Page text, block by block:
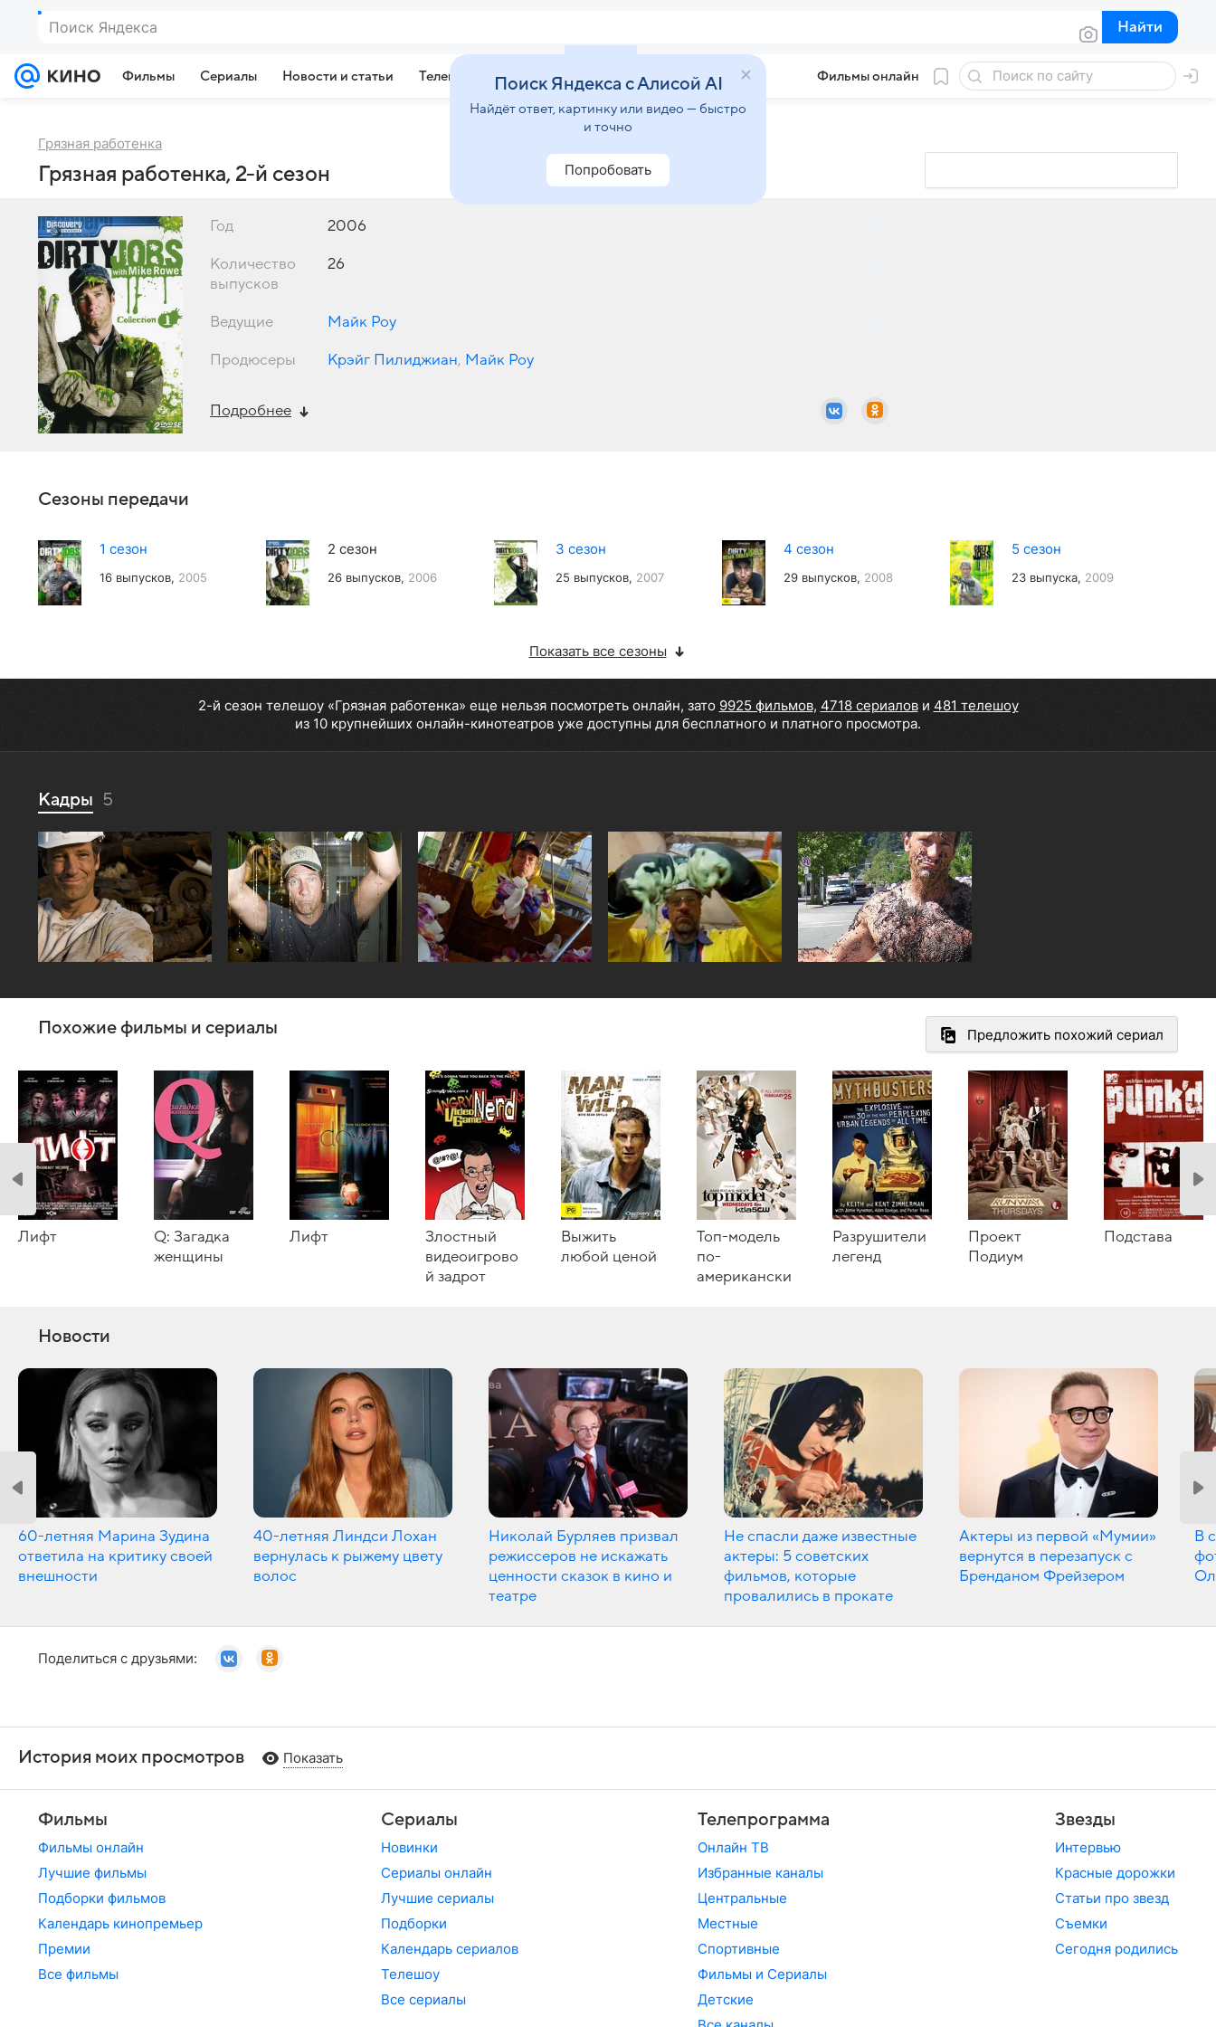
Поиск Яндекса Найти
Найти
Фильмы Сериалы Новости и статьи Телепрограмма Звезды Фильмы онлайн
Грязная работенка
Грязная работенка, 2-й сезон
Год 2006
Количество
выпусков
26
Ведущие Майк Роу
Продюсеры Крэйг Пилиджиан, Майк Роу
Подробнее
Сезоны передачи
1 сезон
16 выпусков, 2005
2 сезон
26 выпусков, 2006
3 сезон
25 выпусков, 2007
4 сезон
29 выпусков, 2008
5 сезон
23 выпуска, 2009
Показать все сезоны
2-й сезон телешоу «Грязная работенка» еще нельзя посмотреть онлайн, зато 9925 фильмов, 4718 сериалови 481 телешоу
из 10 крупнейших онлайн-кинотеатров уже доступны для бесплатного и платного просмотра.
Кадры 5
Предложить похожий сериал
Похожие фильмы и сериалы
Лифт
Q: Загадка
женщины
Лифт
Злостный
видеоигрово
й задрот
Выжить
любой ценой
Топ-модель
по-
американски
Разрушители
легенд
Проект
Подиум
Подстава
Новости
60-летняя Марина Зудина
ответила на критику своей
внешности
40-летняя Линдси Лохан
вернулась к рыжему цвету
волос
Николай Бурляев призвал
режиссеров не искажать
ценности сказок в кино и
театре
Не спасли даже известные
актеры: 5 советских
фильмов, которые
провалились в прокате
Актеры из первой «Мумии»
вернутся в перезапуск с
Бренданом Фрейзером
В
Поделиться с друзьями:
История моих просмотров Показать
Фильмы
Фильмы онлайн
Лучшие фильмы
Подборки фильмов
Календарь кинопремьер
Премии
Все фильмы
Сериалы
Новинки
Сериалы онлайн
Лучшие сериалы
Подборки
Календарь сериалов
Телешоу
Все сериалы
Телепрограмма
Онлайн ТВ
Избранные каналы
Центральные
Местные
Спортивные
Фильмы и Сериалы
Детские
Звезды
Интервью
Красные дорожки
Статьи про звезд
Съемки
Сегодня родились
Поиск Яндекса с Алисой AI
Найдёт ответ, картинку или видео — быстро
и точно
Попробовать